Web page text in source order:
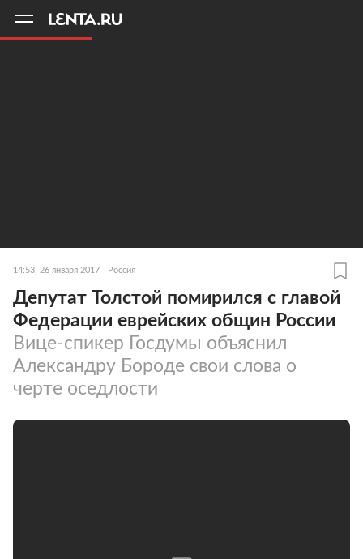
14:53, 26 января 2017 Россия
Депутат Толстой помирился с главой
Федерации еврейских общин России
Вице-спикер Госдумы объяснил
Александру Бороде свои слова о
черте оседлости